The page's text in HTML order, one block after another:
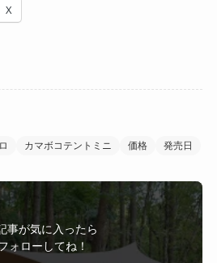
X
カマボコテントミニ 価格 発売日
事が気に入ったら
ォローしてね！